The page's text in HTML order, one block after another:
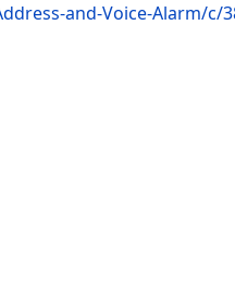
and-Voice-Alarm/c/